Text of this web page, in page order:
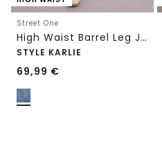
Street One
High Waist Barrel Leg Jeans im Loose Fit
STYLE KARLIE
69,99 €